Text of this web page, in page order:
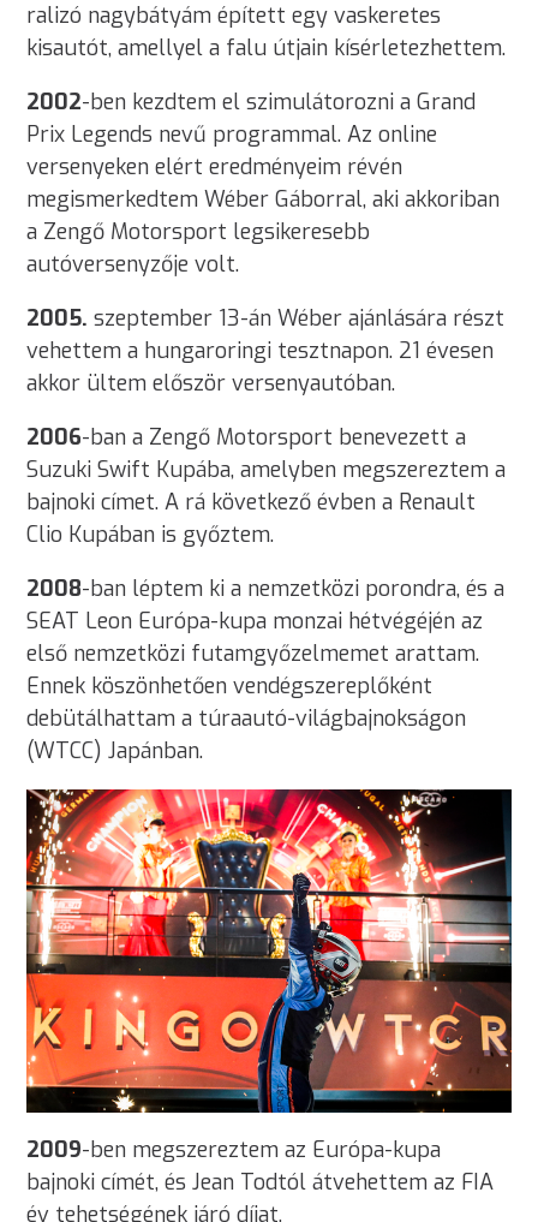
ralizó nagybátyám épített egy vaskeretes
kisautót, amellyel a falu útjain kísérletezhettem.
2002-ben kezdtem el szimulátorozni a Grand
Prix Legends nevű programmal. Az online
versenyeken elért eredményeim révén
megismerkedtem Wéber Gáborral, aki akkoriban
a Zengő Motorsport legsikeresebb
autóversenyzője volt.
2005. szeptember 13-án Wéber ajánlására részt
vehettem a hungaroringi tesztnapon. 21 évesen
akkor ültem először versenyautóban.
2006-ban a Zengő Motorsport benevezett a
Suzuki Swift Kupába, amelyben megszereztem a
bajnoki címet. A rá következő évben a Renault
Clio Kupában is győztem.
2008-ban léptem ki a nemzetközi porondra, és a
SEAT Leon Európa-kupa monzai hétvégéjén az
első nemzetközi futamgyőzelmemet arattam.
Ennek köszönhetően vendégszereplőként
debütálhattam a túraautó-világbajnokságon
(WTCC) Japánban.
2009-ben megszereztem az Európa-kupa
bajnoki címét, és Jean Todtól átvehettem az FIA
év tehetségének járó díjat.